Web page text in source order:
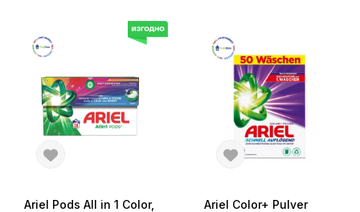
Ariel Pods All in 1 Color,
Ariel Color+ Pulver